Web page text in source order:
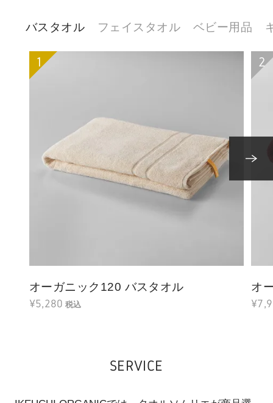
バスタオル フェイスタオル ベビー用品
オーガニック120 バスタオル
¥5,280 税込
オ
SERVICE